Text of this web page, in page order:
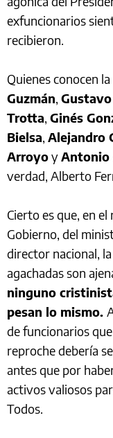
exfuncionarios
recibieron.
Quienes conocen
Guzmán,
Trotta, Ginés
Bielsa, Alejandro
ArroyoyAntonio
verdad, Alberto
Cierto es que, en
Gobierno, del
director nacional,
agachadas son
ninguno
pesan lo mismo.
de funcionarios
reproche debería
antes que por
activos valiosos
Todos.